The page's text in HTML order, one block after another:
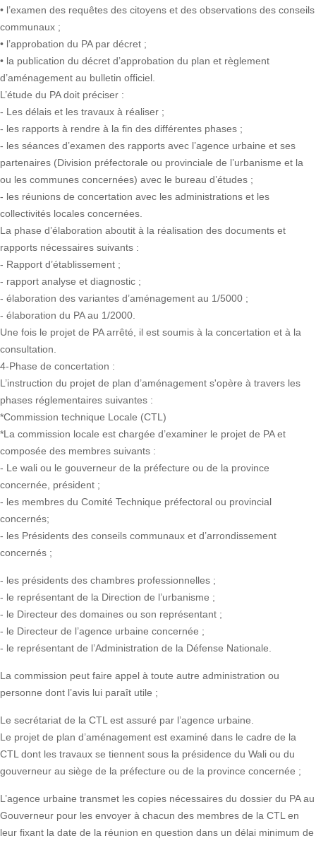
• l’examen des requêtes des citoyens et des observations des conseils
communaux ;
• l’approbation du PA par décret ;
• la publication du décret d’approbation du plan et règlement
d’aménagement au bulletin officiel.
L’étude du PA doit préciser :
- Les délais et les travaux à réaliser ;
- les rapports à rendre à la fin des différentes phases ;
- les séances d’examen des rapports avec l’agence urbaine et ses
partenaires (Division préfectorale ou provinciale de l’urbanisme et la
ou les communes concernées) avec le bureau d’études ;
- les réunions de concertation avec les administrations et les
collectivités locales concernées.
La phase d’élaboration aboutit à la réalisation des documents et
rapports nécessaires suivants :
- Rapport d’établissement ;
- rapport analyse et diagnostic ;
- élaboration des variantes d’aménagement au 1/5000 ;
- élaboration du PA au 1/2000.
Une fois le projet de PA arrêté, il est soumis à la concertation et à la
consultation.
4-Phase de concertation :
L’instruction du projet de plan d’aménagement s'opère à travers les
phases réglementaires suivantes :
*Commission technique Locale (CTL)
*La commission locale est chargée d’examiner le projet de PA et
composée des membres suivants :
- Le wali ou le gouverneur de la préfecture ou de la province
concernée, président ;
- les membres du Comité Technique préfectoral ou provincial
concernés;
- les Présidents des conseils communaux et d’arrondissement
concernés ;
- les présidents des chambres professionnelles ;
- le représentant de la Direction de l’urbanisme ;
- le Directeur des domaines ou son représentant ;
- le Directeur de l’agence urbaine concernée ;
- le représentant de l’Administration de la Défense Nationale.
La commission peut faire appel à toute autre administration ou
personne dont l’avis lui paraît utile ;
Le secrétariat de la CTL est assuré par l’agence urbaine.
Le projet de plan d’aménagement est examiné dans le cadre de la
CTL dont les travaux se tiennent sous la présidence du Wali ou du
gouverneur au siège de la préfecture ou de la province concernée ;
L’agence urbaine transmet les copies nécessaires du dossier du PA au
Gouverneur pour les envoyer à chacun des membres de la CTL en
leur fixant la date de la réunion en question dans un délai minimum de